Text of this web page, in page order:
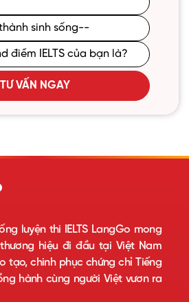
TƯ VẤN NGAY
luyện thi IELTS LangGo mong
hiệu đi đầu tại Việt Nam
tạo, chinh phục chứng chỉ Tiếng
hành cùng người Việt vươn ra